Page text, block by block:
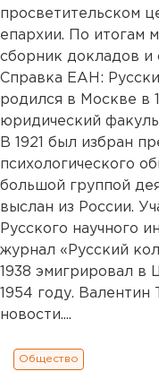
просветительском
епархии. По итогам
сборник докладов и
Справка ЕАН:
родился в Москве в
юридический
В 1921 был избран
психологического
большой группой
выслан из России.
Русского научного
журнал «Русский
1938 эмигрировал
1954 году.
новости....
Общество